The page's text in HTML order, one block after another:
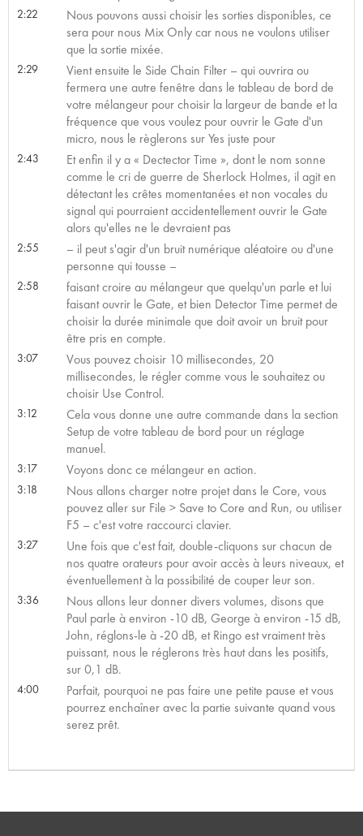
2:22
Nous pouvons aussi choisir les sorties disponibles, ce
sera pour nous Mix Only car nous ne voulons utiliser
que la sortie mixée.
2:29
Vient ensuite le Side Chain Filter – qui ouvrira ou
fermera une autre fenêtre dans le tableau de bord de
votre mélangeur pour choisir la largeur de bande et la
fréquence que vous voulez pour ouvrir le Gate d'un
micro, nous le règlerons sur Yes juste pour
2:43
Et enfin il y a « Dectector Time », dont le nom sonne
comme le cri de guerre de Sherlock Holmes, il agit en
détectant les crêtes momentanées et non vocales du
signal qui pourraient accidentellement ouvrir le Gate
alors qu'elles ne le devraient pas
2:55
– il peut s'agir d'un bruit numérique aléatoire ou d'une
personne qui tousse –
2:58
faisant croire au mélangeur que quelqu'un parle et lui
faisant ouvrir le Gate, et bien Detector Time permet de
choisir la durée minimale que doit avoir un bruit pour
être pris en compte.
3:07
Vous pouvez choisir 10 millisecondes, 20
millisecondes, le régler comme vous le souhaitez ou
choisir Use Control.
3:12
Cela vous donne une autre commande dans la section
Setup de votre tableau de bord pour un réglage
manuel.
3:17 Voyons donc ce mélangeur en action.
3:18
Nous allons charger notre projet dans le Core, vous
pouvez aller sur File > Save to Core and Run, ou utiliser
F5 – c'est votre raccourci clavier.
3:27
Une fois que c'est fait, double-cliquons sur chacun de
nos quatre orateurs pour avoir accès à leurs niveaux, et
éventuellement à la possibilité de couper leur son.
3:36
Nous allons leur donner divers volumes, disons que
Paul parle à environ -10 dB, George à environ -15 dB,
John, réglons-le à -20 dB, et Ringo est vraiment très
puissant, nous le réglerons très haut dans les positifs,
sur 0,1 dB.
4:00
Parfait, pourquoi ne pas faire une petite pause et vous
pourrez enchaîner avec la partie suivante quand vous
serez prêt.